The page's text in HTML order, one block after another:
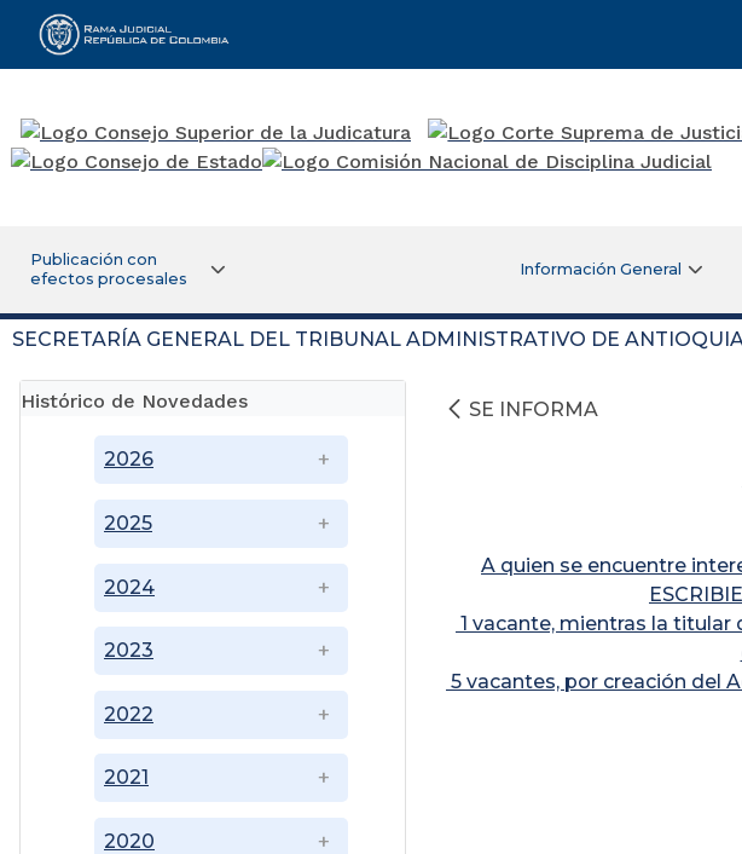
Rama Judicial
Publicación con
efectos procesales
Información General
SECRETARÍA GENERAL DEL TRIBUNAL ADMINISTRATIVO DE
Histórico de Novedades
2020
2021
2022
2023
2024
2025
2026
SE INFORMA
A quien se encuentre
1 vacante, mientras la titular
5 vacantes, por creación del